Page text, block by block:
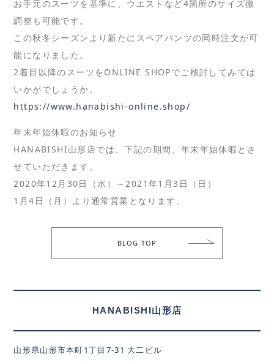
お手元のスーツを基準に、ウエストなど4箇所のサイズ微
調整も可能です。
この秋冬シーズンより新たにスペアパンツの同時注文が可
能になりました。
2着目以降のスーツをONLINE SHOPでご検討してみては
いかがでしょうか。
https://www.hanabishi-online.shop/
年末年始休暇のお知らせ
HANABISHI山形店では、下記の期間、年末年始休暇とさ
せていただきます。
2020年12月30日（水）～2021年1月3日（日）
1月4日（月）より通常営業となります。
BLOG TOP
HANABISHI山形店
山形県山形市本町1丁目7-31 大二ビル